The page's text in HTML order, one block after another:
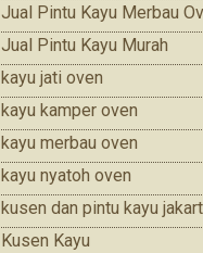
Jual Pintu Kayu Merbau
Jual Pintu Kayu Murah
kayu jati oven
kayu kamper oven
kayu merbau oven
kayu nyatoh oven
kusen dan pintu kayu
Kusen Kayu